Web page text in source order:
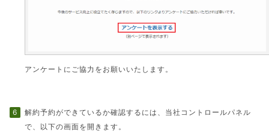
アンケートにご協力をお願いいたします。
解約予約ができているか確認するには、当社コントロールパネル
で、以下の画面を開きます。